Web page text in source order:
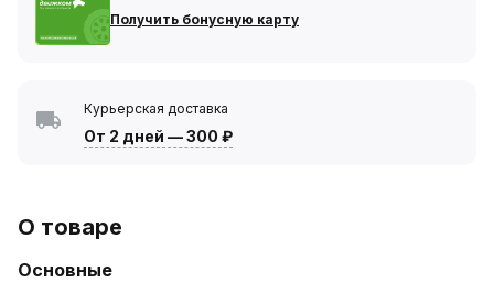
Получить бонусную карту
Курьерская доставка
От 2 дней —300 ₽
О товаре
Основные